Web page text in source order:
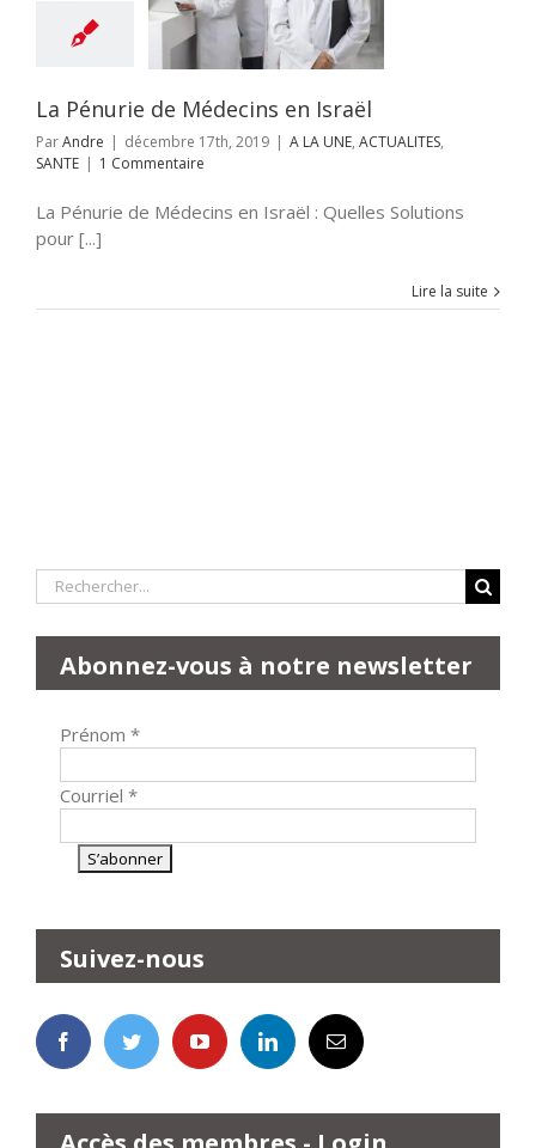
ACTUALITES
La Pénurie de Médecins en Israël
ParAndre | décembre 17th, 2019 | A LA UNE, ACTUALITES,
SANTE | 1 Commentaire
La Pénurie de Médecins en Israël : Quelles Solutions
pour [...]
Lire la suite
Rechercher:
Abonnez-vous à notre newsletter
Prénom *
Courriel *
Suivez-nous